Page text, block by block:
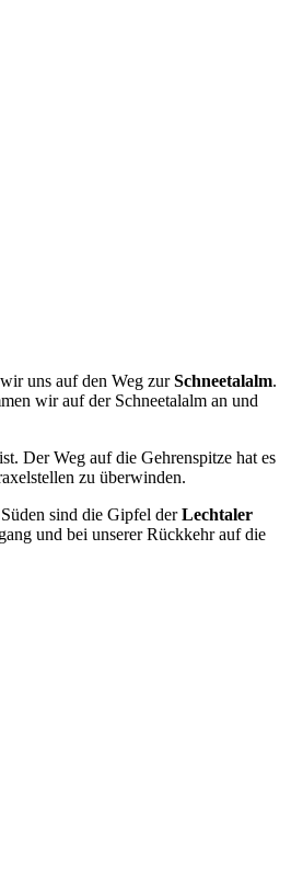
uns auf den Weg zurSchneetalalm.
wir auf der Schneetalalm an und
Der Weg auf die Gehrenspitze hat es
zu überwinden.
sind die Gipfel derLechtaler
und bei unserer Rückkehr auf die